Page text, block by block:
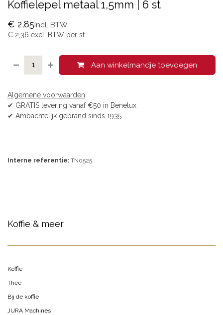
Koffielepel metaal 1,5mm | 6 st
€ 2,85Incl. BTW
€ 2,36 excl. BTW per st
Aan winkelmandje toevoegen
Algemene voorwaarden
✔ GRATIS levering vanaf €50 in Benelux
✔ Ambachtelijk gebrand sinds 1935
Interne referentie: TN0525
Koffie & meer
Koffie
Thee
Bij de koffie
JURA Machines